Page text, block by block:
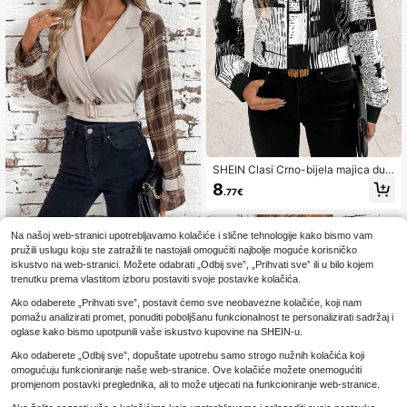
haljina
SHEIN Clasi Ženski elegantni kaput
s kariranim uzorkom i svijetlim kaki
rukavima, kratki
14.29€
SHEIN Clasi Crno-bijela majica dugi
h rukava s printom za jesenske put
ovanja
8.77€
Na našoj web-stranici upotrebljavamo kolačiće i slične tehnologije kako bismo vam
pružili uslugu koju ste zatražili te nastojali omogućiti najbolje moguće korisničko
iskustvo na web-stranici. Možete odabrati „Odbij sve”, „Prihvati sve” ili u bilo kojem
trenutku prema vlastitom izboru postaviti svoje postavke kolačića.
Ako odaberete „Prihvati sve”, postavit ćemo sve neobavezne kolačiće, koji nam
pomažu analizirati promet, ponuditi poboljšanu funkcionalnost te personalizirati sadržaj i
oglase kako bismo upotpunili vaše iskustvo kupovine na SHEIN-u.
Ako odaberete „Odbij sve”, dopuštate upotrebu samo strogo nužnih kolačića koji
omogućuju funkcioniranje naše web-stranice. Ove kolačiće možete onemogućiti
promjenom postavki preglednika, ali to može utjecati na funkcioniranje web-stranice.